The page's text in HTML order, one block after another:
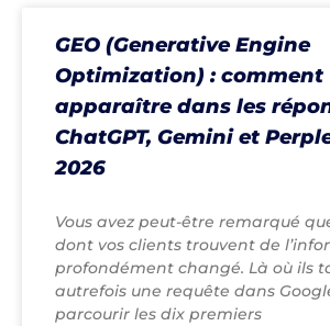
GEO (Generative Engine
Optimization) : comment
apparaître dans les
ChatGPT, Gemini et
2026
Vous avez peut-être remarqué
dont vos clients trouvent de
profondément changé. Là où ils
autrefois une requête dans
parcourir les dix premiers